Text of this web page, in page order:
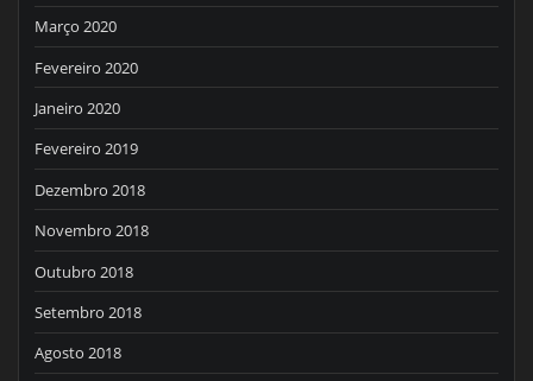
Março 2020
Fevereiro 2020
Janeiro 2020
Fevereiro 2019
Dezembro 2018
Novembro 2018
Outubro 2018
Setembro 2018
Agosto 2018